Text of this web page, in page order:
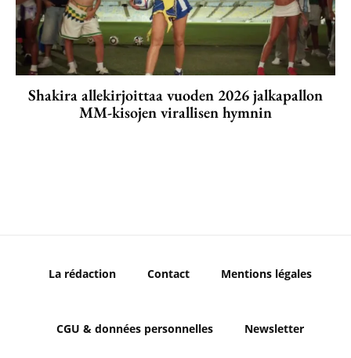
Shakira allekirjoittaa vuoden 2026 jalkapallon
MM-kisojen virallisen hymnin
La rédaction Contact Mentions légales
CGU & données personnelles Newsletter